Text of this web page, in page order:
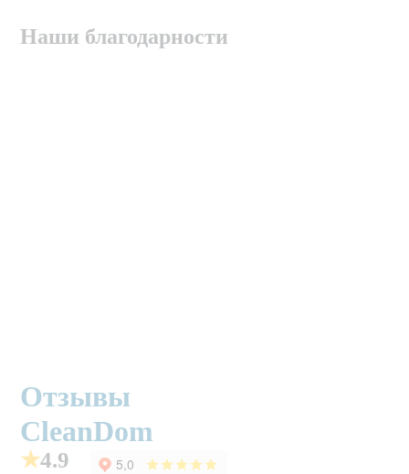
Наши благодарности
Отзывы
CleanDom
★4.9